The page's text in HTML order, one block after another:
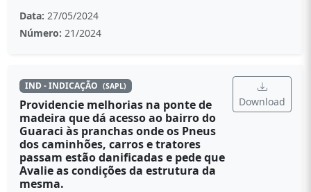
Data: 27/05/2024
Número: 21/2024
IND - INDICAÇÃO (SAPL)
Providencie melhorias na ponte de
madeira que dá acesso ao bairro do
Guaraci às pranchas onde os Pneus
dos caminhões, carros e tratores
passam estão danificadas e pede que
Avalie as condições da estrutura da
mesma.
Download